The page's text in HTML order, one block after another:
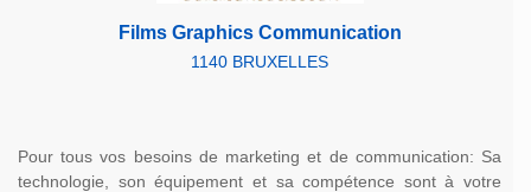
Films Graphics Communication
1140 BRUXELLES
Pour tous vos besoins de marketing et de communication: Sa
technologie, son équipement et sa compétence sont à votre